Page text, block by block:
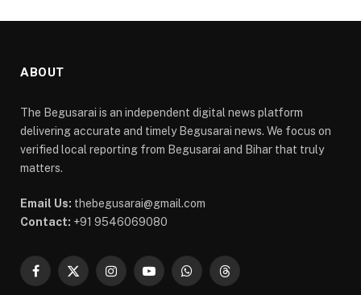
ABOUT
The Begusarai is an independent digital news platform
delivering accurate and timely Begusarai news. We focus on
verified local reporting from Begusarai and Bihar that truly
matters.
Email Us: thebegusarai@gmail.com
Contact: +91 9546069080
Facebook
X
InstagramYouTubeWhatsAppThreads